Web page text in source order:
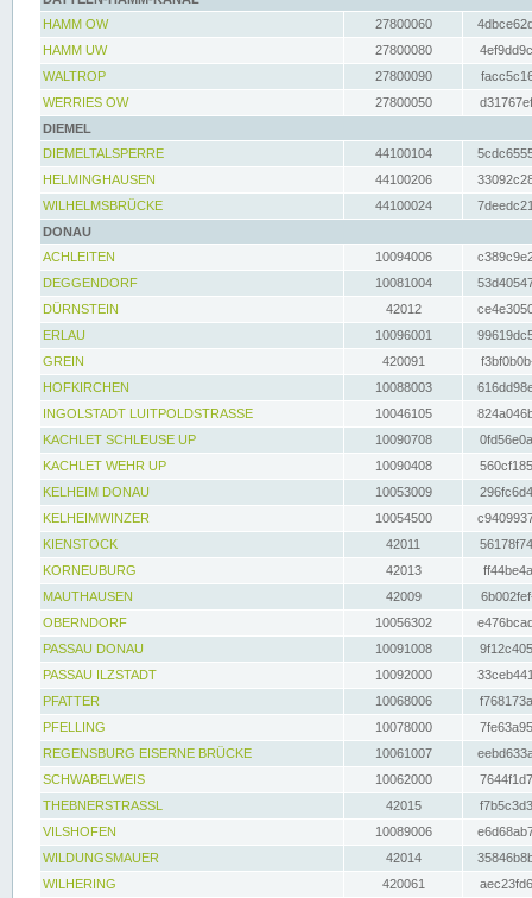
HAMM OW
27800060
HAMM UW
27800080
WALTROP
27800090
WERRIES OW
27800050
DIEMEL
DIEMELTALSPERRE
44100104
HELMINGHAUSEN
44100206
WILHELMSBRÜCKE
44100024
DONAU
ACHLEITEN
10094006
DEGGENDORF
10081004
DÜRNSTEIN
42012
ERLAU
10096001
GREIN
420091
HOFKIRCHEN
10088003
INGOLSTADT LUITPOLDSTRASSE
10046105
KACHLET SCHLEUSE UP
10090708
KACHLET WEHR UP
10090408
KELHEIM DONAU
10053009
KELHEIMWINZER
10054500
KIENSTOCK
42011
KORNEUBURG
42013
MAUTHAUSEN
42009
OBERNDORF
10056302
PASSAU DONAU
10091008
PASSAU ILZSTADT
10092000
PFATTER
10068006
PFELLING
10078000
REGENSBURG EISERNE BRÜCKE
10061007
SCHWABELWEIS
10062000
THEBNERSTRASSL
42015
VILSHOFEN
10089006
WILDUNGSMAUER
42014
WILHERING
420061